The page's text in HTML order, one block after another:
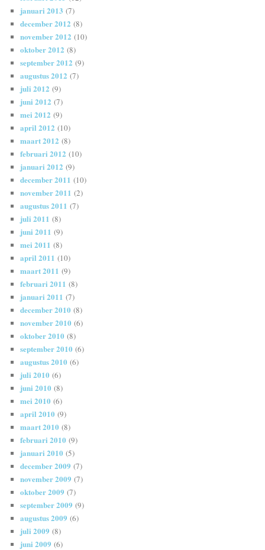
januari 2013 (7)
december 2012 (8)
november 2012 (10)
oktober 2012 (8)
september 2012 (9)
augustus 2012 (7)
juli 2012 (9)
juni 2012 (7)
mei 2012 (9)
april 2012 (10)
maart 2012 (8)
februari 2012 (10)
januari 2012 (9)
december 2011 (10)
november 2011 (2)
augustus 2011 (7)
juli 2011 (8)
juni 2011 (9)
mei 2011 (8)
april 2011 (10)
maart 2011 (9)
februari 2011 (8)
januari 2011 (7)
december 2010 (8)
november 2010 (6)
oktober 2010 (8)
september 2010 (6)
augustus 2010 (6)
juli 2010 (6)
juni 2010 (8)
mei 2010 (6)
april 2010 (9)
maart 2010 (8)
februari 2010 (9)
januari 2010 (5)
december 2009 (7)
november 2009 (7)
oktober 2009 (7)
september 2009 (9)
augustus 2009 (6)
juli 2009 (8)
juni 2009 (6)